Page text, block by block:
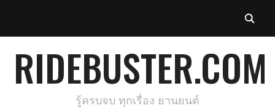
RIDEBUSTER.COM
รู้ครบจบ ทุกเรื่อง ยานยนต์